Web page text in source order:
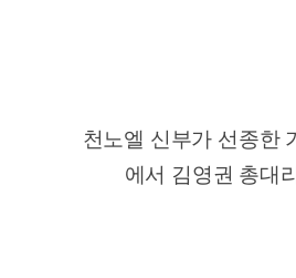
천노엘 신부가 선종한
에서 김영권 총대